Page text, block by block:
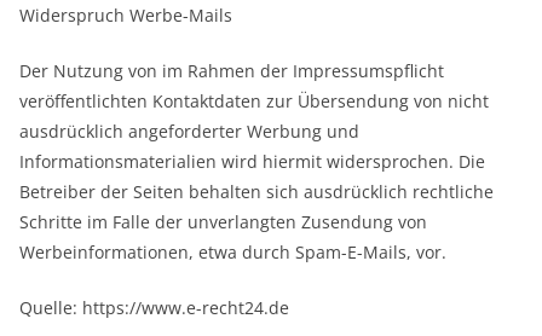
Widerspruch Werbe-Mails
Der Nutzung von im Rahmen der Impressumspflicht
veröffentlichten Kontaktdaten zur Übersendung von nicht
ausdrücklich angeforderter Werbung und
Informationsmaterialien wird hiermit widersprochen. Die
Betreiber der Seiten behalten sich ausdrücklich rechtliche
Schritte im Falle der unverlangten Zusendung von
Werbeinformationen, etwa durch Spam-E-Mails, vor.
Quelle: https://www.e-recht24.de